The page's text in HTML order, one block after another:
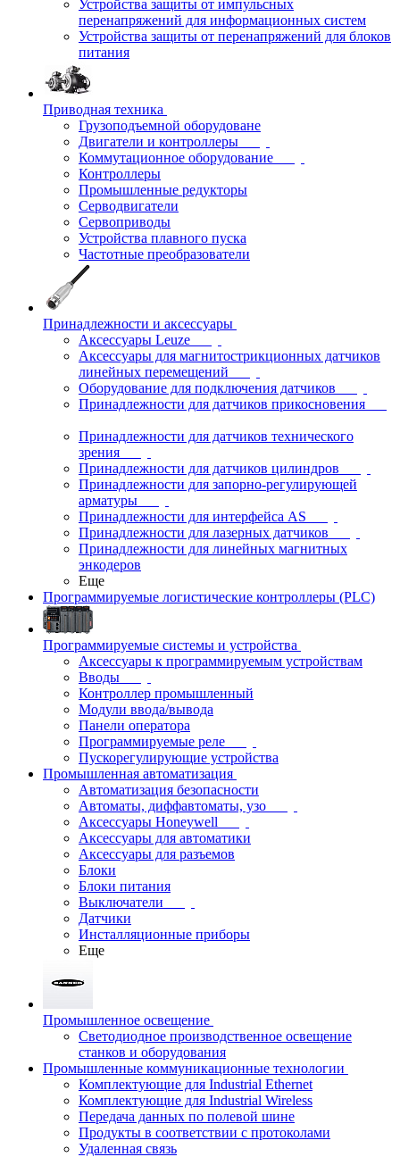
Устройства защиты от импульсных
перенапряжений для информационных систем
Устройства защиты от перенапряжений для блоков
питания
Приводная техника
Грузоподъемной оборудоване
Двигатели и контроллеры
Коммутационное оборудование
Контроллеры
Промышленные редукторы
Серводвигатели
Сервоприводы
Устройства плавного пуска
Частотные преобразователи
Принадлежности и аксессуары
Аксессуары Leuze
Аксессуары для магнитострикционных датчиков
линейных перемещений
Оборудование для подключения датчиков
Принадлежности для датчиков прикосновения
Принадлежности для датчиков технического
зрения
Принадлежности для датчиков цилиндров
Принадлежности для запорно-регулирующей
арматуры
Принадлежности для интерфейса AS
Принадлежности для лазерных датчиков
Принадлежности для линейных магнитных
энкодеров
Еще
Программируемые логистические контроллеры (PLC)
Программируемые системы и устройства
Аксессуары к программируемым устройствам
Вводы
Контроллер промышленный
Модули ввода/вывода
Панели оператора
Программируемые реле
Пускорегулирующие устройства
Промышленная автоматизация
Автоматизация безопасности
Автоматы, диффавтоматы, узо
Аксессуары Honeywell
Аксессуары для автоматики
Аксессуары для разъемов
Блоки
Блоки питания
Выключатели
Датчики
Инсталляционные приборы
Еще
Промышленное освещение
Светодиодное производственное освещение
станков и оборудования
Промышленные коммуникационные технологии
Комплектующие для Industrial Ethernet
Комплектующие для Industrial Wireless
Передача данных по полевой шине
Продукты в соответствии с протоколами
Удаленная связь